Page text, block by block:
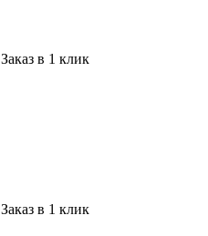
Заказ в 1 клик
Заказ в 1 клик